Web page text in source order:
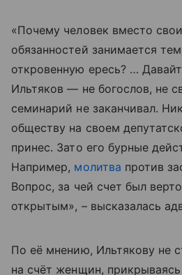
«Почему человек вместо
обязанностей занимается
откровенную ересь? …
Ильтяков — не богослов, не
семинарий не заканчивал.
обществу на своем
принес. Зато его бурные
Например, молитва против
Вопрос, за чей счет был
открытым», – высказалась
По её мнению, Ильтякову не
на счёт женщин,